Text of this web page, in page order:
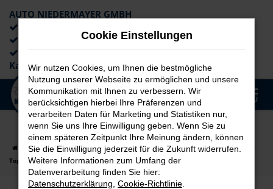
Zum
Hauptinhalt
springen
AUTO NIEDERMAYER GMBH
Lieferung an die Haustür
Kaufabwicklung
MENÜ
Startseite auto VW VW Touareg
VW Touareg Tageszulassung -
Top Angebote
Cookie Einstellungen
Wir nutzen Cookies, um Ihnen die bestmögliche
Nutzung unserer Webseite zu ermöglichen und unsere
Kommunikation mit Ihnen zu verbessern. Wir
berücksichtigen hierbei Ihre Präferenzen und
verarbeiten Daten für Marketing und Statistiken nur,
wenn Sie uns Ihre Einwilligung geben. Wenn Sie zu
einem späteren Zeitpunkt Ihre Meinung ändern, können
Sie die Einwilligung jederzeit für die Zukunft widerrufen.
Weitere Informationen zum Umfang der
Datenverarbeitung finden Sie hier:
Datenschutzerklärung Cookie-Richtlinie